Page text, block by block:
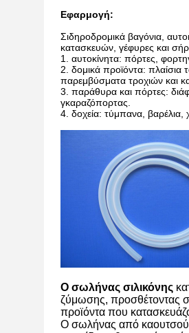
Εφαρμογή:
Σιδηροδρομικά βαγόνια,
κατασκευών, γέφυρες και
1. αυτοκίνητα: πόρτες,
2. δομικά προϊόντα:
παρεμβύσματα τροχιών και
3. παράθυρα και πόρτες:
γκαραζόπορτας.
4. δοχεία: τύμπανα,
Ο σωλήνας σιλικόνης
ζύμωσης, προσθέτοντας
προϊόντα που
Ο σωλήνας από καουτσούκ